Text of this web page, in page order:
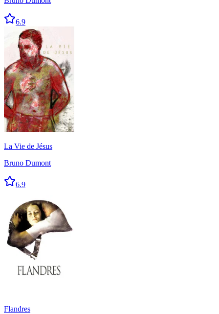
6.9
La Vie de Jésus
Bruno Dumont
6.9
Flandres